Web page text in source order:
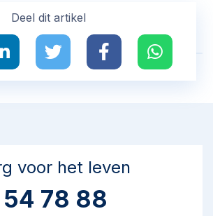
Deel dit artikel
voor het leven
78 88